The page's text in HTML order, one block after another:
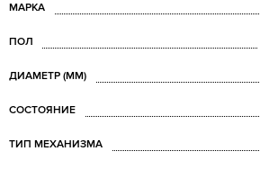
МАРКА
ПОЛ
ДИАМЕТР (MM)
СОСТОЯНИЕ
ТИП МЕХАНИЗМА